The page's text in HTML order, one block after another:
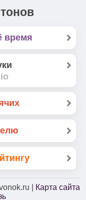
время
|
Карта сайта